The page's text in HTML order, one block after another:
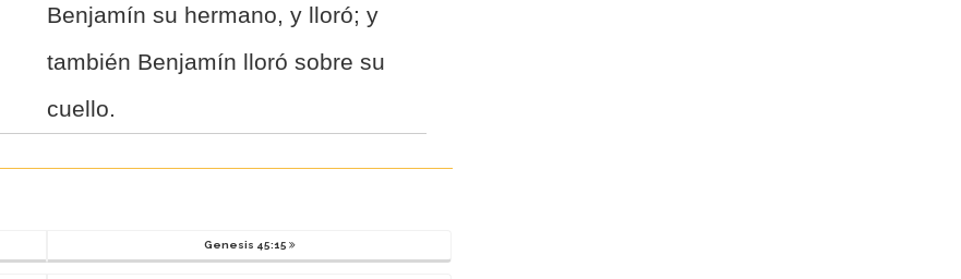
Benjamín su hermano, y lloró; y
también Benjamín lloró sobre su
cuello.
Genesis 45:15